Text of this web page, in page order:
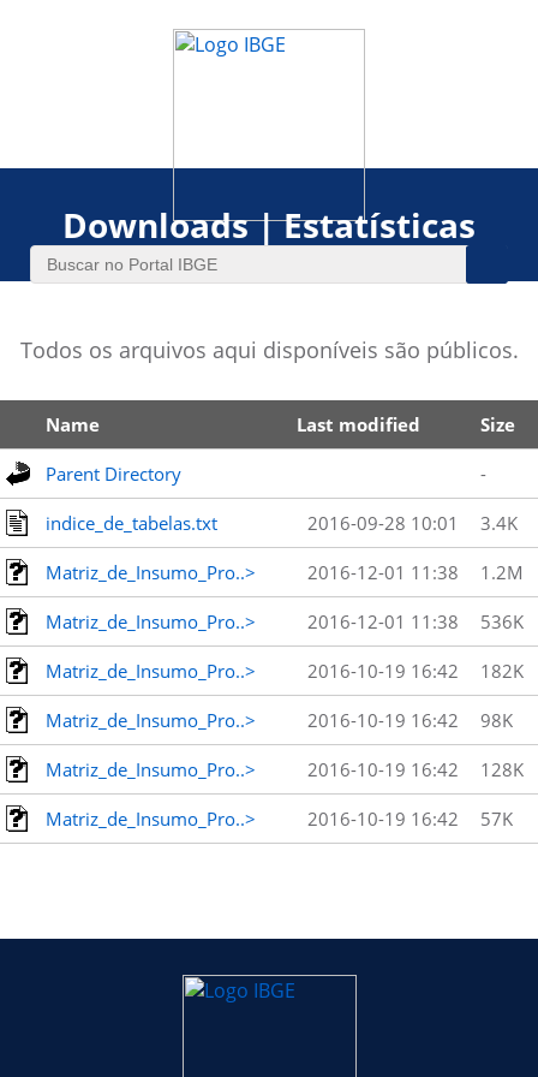
Downloads | Estatísticas
Todos os arquivos aqui disponíveis são públicos.
Name Last modified Size
Parent Directory -
indice_de_tabelas.txt 2016-09-28 10:01 3.4K
Matriz_de_Insumo_Pro..> 2016-12-01 11:38 1.2M
Matriz_de_Insumo_Pro..> 2016-12-01 11:38 536K
Matriz_de_Insumo_Pro..> 2016-10-19 16:42 182K
Matriz_de_Insumo_Pro..> 2016-10-19 16:42 98K
Matriz_de_Insumo_Pro..> 2016-10-19 16:42 128K
Matriz_de_Insumo_Pro..> 2016-10-19 16:42 57K